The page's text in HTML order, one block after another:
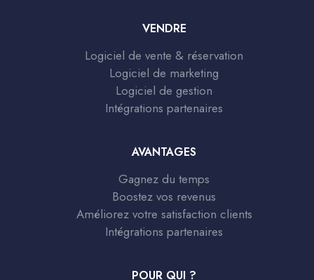
VENDRE
Logiciel de vente & réservation
Logiciel de marketing
Logiciel de gestion
Intégrations partenaires
AVANTAGES
Gagnez du temps
Boostez vos revenus
Améliorez votre satisfaction clients
Intégrations partenaires
POUR QUI ?